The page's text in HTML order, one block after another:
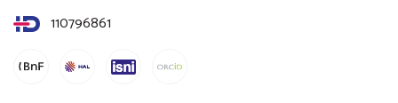
110796861